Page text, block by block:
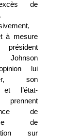
de
à mesure
Johnson
lui
son
et l’état-
de
de
sur